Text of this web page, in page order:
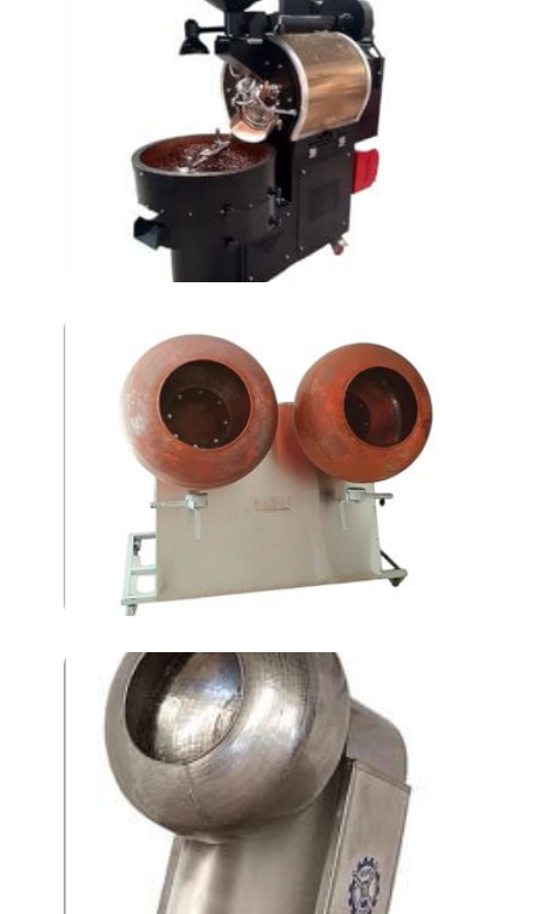
жаровня для кофе AT-
KKM5
Машина для нанесения
драже АТ-900
Машина для нанесения
драже АТ-400